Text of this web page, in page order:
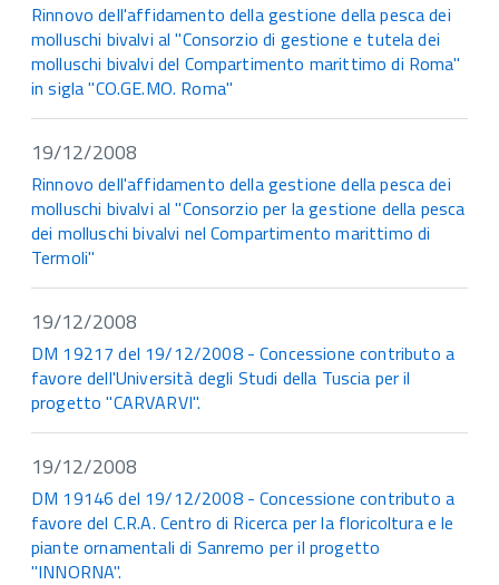
Rinnovo dell'affidamento della gestione della pesca dei
molluschi bivalvi al "Consorzio di gestione e tutela dei
molluschi bivalvi del Compartimento marittimo di Roma"
in sigla "CO.GE.MO. Roma"
19/12/2008
Rinnovo dell'affidamento della gestione della pesca dei
molluschi bivalvi al "Consorzio per la gestione della pesca
dei molluschi bivalvi nel Compartimento marittimo di
Termoli"
19/12/2008
DM 19217 del 19/12/2008 - Concessione contributo a
favore dell'Università degli Studi della Tuscia per il
progetto "CARVARVI".
19/12/2008
DM 19146 del 19/12/2008 - Concessione contributo a
favore del C.R.A. Centro di Ricerca per la floricoltura e le
piante ornamentali di Sanremo per il progetto
"INNORNA".